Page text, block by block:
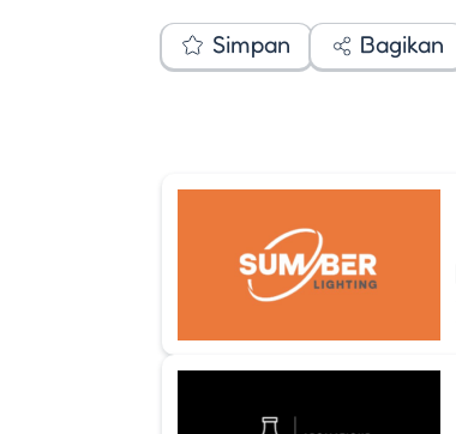
Simpan Bagikan